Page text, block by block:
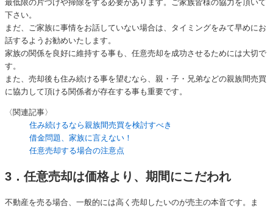
最低限の片づけや掃除をする必要があります。ご家族皆様の協力を頂いて
下さい。
まだ、ご家族に事情をお話していない場合は、タイミングをみて早めにお
話するようお勧めいたします。
家族の関係を良好に維持する事も、任意売却を成功させるためには大切で
す。
また、売却後も住み続ける事を望むなら、親・子・兄弟などの親族間売買
に協力して頂ける関係者が存在する事も重要です。
〈関連記事〉
住み続けるなら親族間売買を検討すべき
借金問題、家族に言えない！
任意売却する場合の注意点
3．任意売却は価格より、期間にこだわれ
不動産を売る場合、一般的には高く売却したいのが売主の本音です。ま